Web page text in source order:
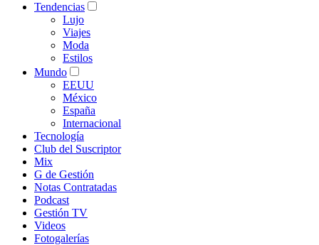
Tendencias
Lujo
Viajes
Moda
Estilos
Mundo
EEUU
México
España
Internacional
Tecnología
Club del Suscriptor
Mix
G de Gestión
Notas Contratadas
Podcast
Gestión TV
Videos
Fotogalerías